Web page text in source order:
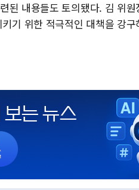
된 내용들도 토의됐다. 김 위
기 위한 적극적인 대책을 강